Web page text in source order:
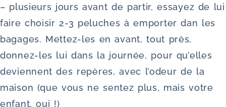
– plusieurs jours avant de partir, essayez de lui
faire choisir 2-3 peluches à emporter dan les
bagages. Mettez-les en avant, tout près,
donnez-les lui dans la journée, pour qu’elles
deviennent des repères, avec l’odeur de la
maison (que vous ne sentez plus, mais votre
enfant, oui !)